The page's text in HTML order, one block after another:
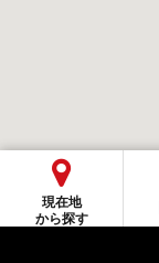
現在地
から探す